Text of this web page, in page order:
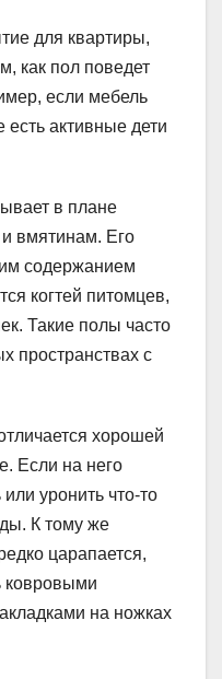
для квартиры,
как пол поведет
если мебель
есть активные дети
в плане
вмятинам. Его
содержанием
когтей питомцев,
Такие полы часто
пространствах с
хорошей
Если на него
уронить что-то
К тому же
царапается,
ковровыми
на ножках